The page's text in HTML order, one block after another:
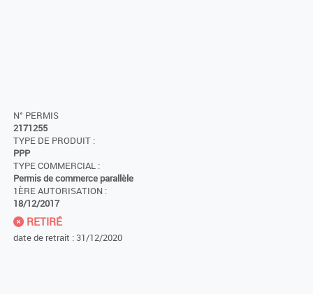
N° PERMIS
2171255
TYPE DE PRODUIT :
PPP
TYPE COMMERCIAL :
Permis de commerce parallèle
1ÈRE AUTORISATION :
18/12/2017
RETIRÉ
date de retrait : 31/12/2020